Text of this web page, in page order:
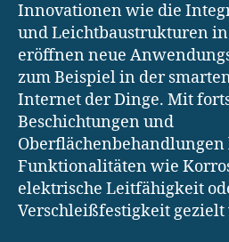
Innovationen wie die
und Leichtbaustrukturen
eröffnen neue
zum Beispiel in der
Internet der Dinge. Mit
Beschichtungen und
Oberflächenbehandlungen
Funktionalitäten wie
elektrische Leitfähigkeit
Verschleißfestigkeit gezielt